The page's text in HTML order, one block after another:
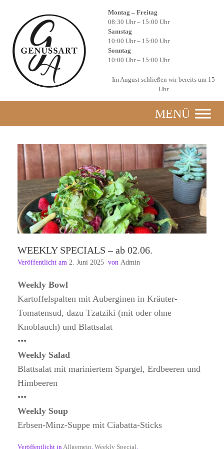
Montag – Freitag
08:30 Uhr – 15:00 Uhr
Samstag
10:00 Uhr – 15:00 Uhr
Sonntag
10:00 Uhr – 15:00 Uhr
Im August schließen wir bereits um 15
Uhr
MENÜ
WEEKLY SPECIALS – ab 02.06.
Veröffentlicht am 2. Juni 2025 von Admin
Weekly Bowl
Kartoffelspalten mit Auberginen in Kräuter-
Tomatensud, dazu Tzatziki (mit oder ohne
Knoblauch) und Blattsalat
•••
Weekly Salad
Blattsalat mit mariniertem Spargel, Erdbeeren und
Himbeeren
•••
Weekly Soup
Erbsen-Minz-Suppe mit Ciabatta-Sticks
Veröffentlicht in Allgemein Weekly Special